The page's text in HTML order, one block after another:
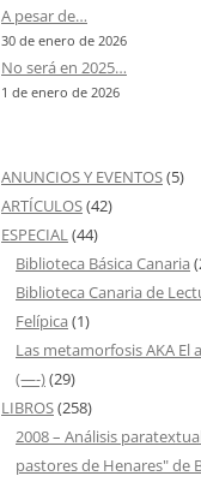
A pesar de…
30 de enero de 2026
No será en 2025…
1 de enero de 2026
ANUNCIOS Y EVENTOS(5)
ARTÍCULOS(42)
ESPECIAL(44)
Biblioteca Básica Canaria
Biblioteca Canaria de
Felípica (1)
Las metamorfosis AKA El
(—-)(29)
LIBROS(258)
2008 – Análisis
pastores de Henares" de